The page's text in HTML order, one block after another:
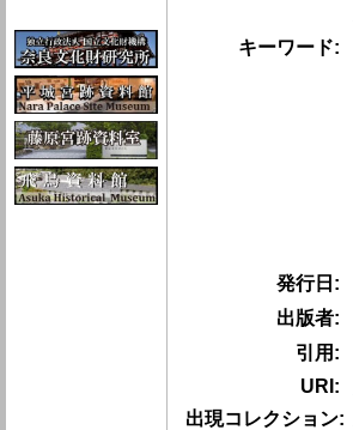
キーワード:
発行日:
出版者:
引用:
URI:
出現コレクション: